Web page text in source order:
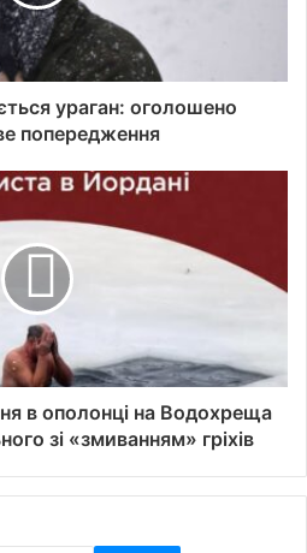
ураган: оголошено
попередження
в ополонці на Водохреща
зі «змиванням» гріхів